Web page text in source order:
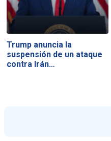
Trump anuncia la
suspensión de un ataque
contra Irán…